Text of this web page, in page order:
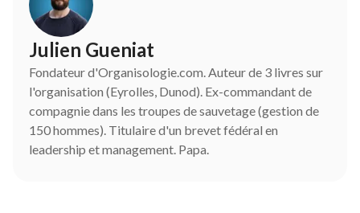
Julien Gueniat
Fondateur d'Organisologie.com. Auteur de 3 livres sur
l'organisation (Eyrolles, Dunod). Ex-commandant de
compagnie dans les troupes de sauvetage (gestion de
150 hommes). Titulaire d'un brevet fédéral en
leadership et management. Papa.